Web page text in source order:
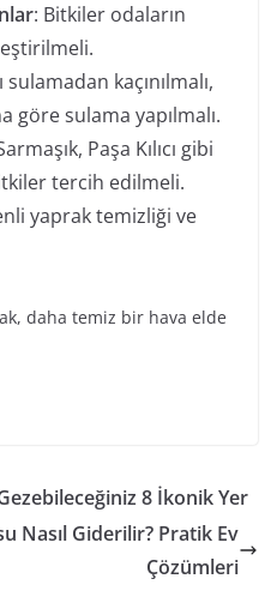
: Bitkiler odaların
sulamadan kaçınılmalı,
göre sulama yapılmalı.
Paşa Kılıcı gibi
tercih edilmeli.
yaprak temizliği ve
daha temiz bir hava elde
8 İkonik Yer
Nasıl Giderilir? Pratik Ev
Çözümleri